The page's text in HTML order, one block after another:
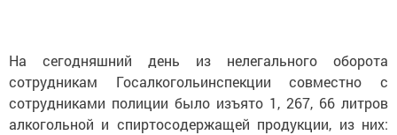
На сегодняшний день из нелегального оборота
сотрудникам Госалкогольинспекции совместно с
сотрудниками полиции было изъято 1, 267, 66 литров
алкогольной и спиртосодержащей продукции, из них: